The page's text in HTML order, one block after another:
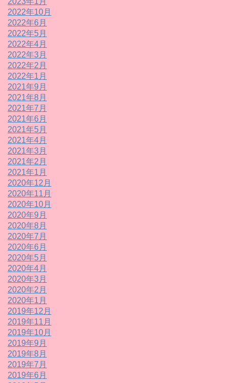
2022年10月
2022年6月
2022年5月
2022年4月
2022年3月
2022年2月
2022年1月
2021年9月
2021年8月
2021年7月
2021年6月
2021年5月
2021年4月
2021年3月
2021年2月
2021年1月
2020年12月
2020年11月
2020年10月
2020年9月
2020年8月
2020年7月
2020年6月
2020年5月
2020年4月
2020年3月
2020年2月
2020年1月
2019年12月
2019年11月
2019年10月
2019年9月
2019年8月
2019年7月
2019年6月